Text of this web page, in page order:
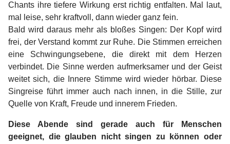
Chants ihre tiefere Wirkung erst richtig entfalten. Mal laut,
mal leise, sehr kraftvoll, dann wieder ganz fein.
Bald wird daraus mehr als bloßes Singen: Der Kopf wird
frei, der Verstand kommt zur Ruhe. Die Stimmen erreichen
eine Schwingungsebene, die direkt mit dem Herzen
verbindet. Die Sinne werden aufmerksamer und der Geist
weitet sich, die Innere Stimme wird wieder hörbar. Diese
Singreise führt immer auch nach innen, in die Stille, zur
Quelle von Kraft, Freude und innerem Frieden.
Diese Abende sind gerade auch für Menschen
geeignet, die glauben nicht singen zu können oder